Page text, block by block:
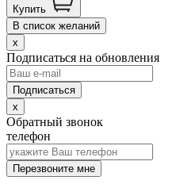
Купить
В список желаний
x
Подписаться на обновления
x
Обратный звонок
телефон
Перезвоните мне